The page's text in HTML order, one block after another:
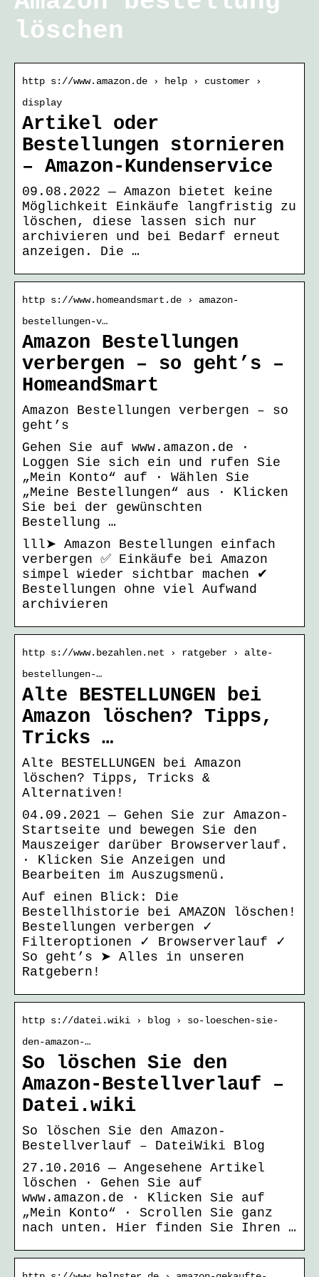
löschen
http s://www.amazon.de › help › customer ›
display
Artikel oder
Bestellungen stornieren
– Amazon-Kundenservice
09.08.2022 — Amazon bietet keine
Möglichkeit Einkäufe langfristig zu
löschen, diese lassen sich nur
archivieren und bei Bedarf erneut
anzeigen. Die …
http s://www.homeandsmart.de › amazon-
bestellungen-v…
Amazon Bestellungen
verbergen – so geht’s –
HomeandSmart
Amazon Bestellungen verbergen – so
geht’s
Gehen Sie auf www.amazon.de ·
Loggen Sie sich ein und rufen Sie
„Mein Konto“ auf · Wählen Sie
„Meine Bestellungen“ aus · Klicken
Sie bei der gewünschten
Bestellung …
lll➤ Amazon Bestellungen einfach
verbergen ✅ Einkäufe bei Amazon
simpel wieder sichtbar machen ✔
Bestellungen ohne viel Aufwand
archivieren
http s://www.bezahlen.net › ratgeber › alte-
bestellungen-…
Alte BESTELLUNGEN bei
Amazon löschen? Tipps,
Tricks …
Alte BESTELLUNGEN bei Amazon
löschen? Tipps, Tricks &
Alternativen!
04.09.2021 — Gehen Sie zur Amazon-
Startseite und bewegen Sie den
Mauszeiger darüber Browserverlauf.
· Klicken Sie Anzeigen und
Bearbeiten im Auszugsmenü.
Auf einen Blick: Die
Bestellhistorie bei AMAZON löschen!
Bestellungen verbergen ✓
Filteroptionen ✓ Browserverlauf ✓
So geht’s ➤ Alles in unseren
Ratgebern!
http s://datei.wiki › blog › so-loeschen-sie-
den-amazon-…
So löschen Sie den
Amazon-Bestellverlauf –
Datei.wiki
So löschen Sie den Amazon-
Bestellverlauf – DateiWiki Blog
27.10.2016 — Angesehene Artikel
löschen · Gehen Sie auf
www.amazon.de · Klicken Sie auf
„Mein Konto“ · Scrollen Sie ganz
nach unten. Hier finden Sie Ihren …